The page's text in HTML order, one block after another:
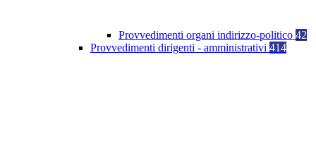
Provvedimenti organi indirizzo-politico 42
Provvedimenti dirigenti - amministrativi 414